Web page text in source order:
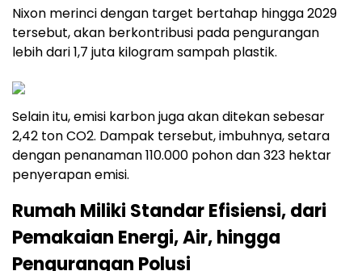
Nixon merinci dengan target bertahap hingga 2029
tersebut, akan berkontribusi pada pengurangan
lebih dari 1,7 juta kilogram sampah plastik.
Selain itu, emisi karbon juga akan ditekan sebesar
2,42 ton CO2. Dampak tersebut, imbuhnya, setara
dengan penanaman 110.000 pohon dan 323 hektar
penyerapan emisi.
Rumah Miliki Standar Efisiensi, dari
Pemakaian Energi, Air, hingga
Pengurangan Polusi